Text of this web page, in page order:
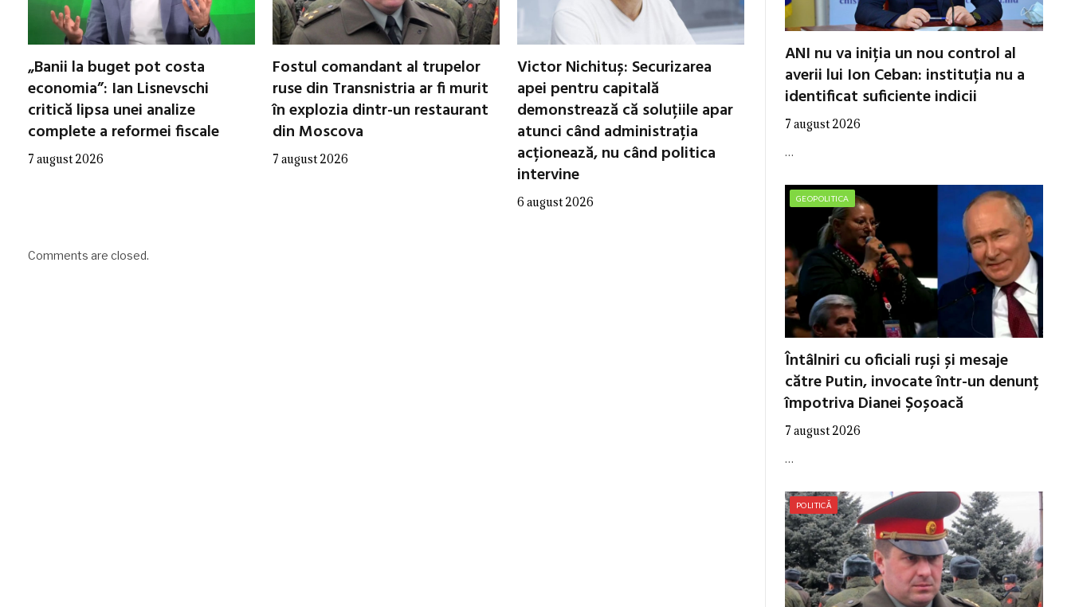
„Banii la buget pot costa
economia”: Ian Lisnevschi
critică lipsa unei analize
complete a reformei fiscale
7 august 2026
Fostul comandant al trupelor
ruse din Transnistria ar fi murit
în explozia dintr-un restaurant
din Moscova
7 august 2026
Victor Nichituș: Securizarea
apei pentru capitală
demonstrează că soluțiile apar
atunci când administrația
acționează, nu când politica
intervine
6 august 2026
Comments are closed.
ANI nu va iniția un nou control al
averii lui Ion Ceban: instituția nu a
identificat suficiente indicii
7 august 2026
…
GEOPOLITICA
Întâlniri cu oficiali ruși și mesaje
către Putin, invocate într-un denunț
împotriva Dianei Șoșoacă
7 august 2026
…
POLITICĂ